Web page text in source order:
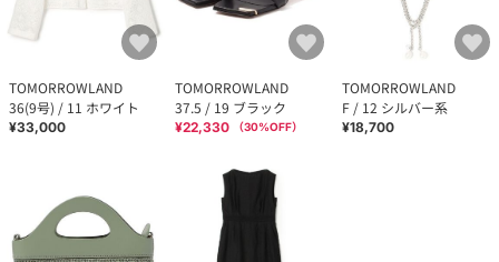
TOMORROWLAND
36(9号) / 11 ホワイト
¥33,000
TOMORROWLAND
37.5 / 19 ブラック
¥22,330 （30%OFF）
TOMORROWLAND
F / 12 シルバー系
¥18,700